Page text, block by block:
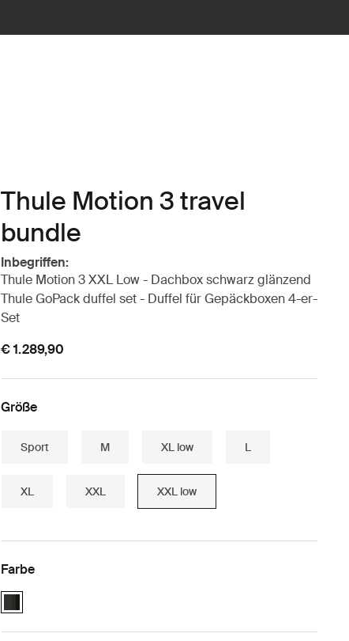
Thule Motion 3 travel
bundle
Inbegriffen:
Thule Motion 3 XXL Low - Dachbox schwarz glänzend
Thule GoPack duffel set - Duffel für Gepäckboxen 4-er-
Set
€ 1.289,90
Größe
Sport M XL low L
XL XXL XXL low
Farbe
Thule Motion 3 travel bundle Black Glossy (selected)